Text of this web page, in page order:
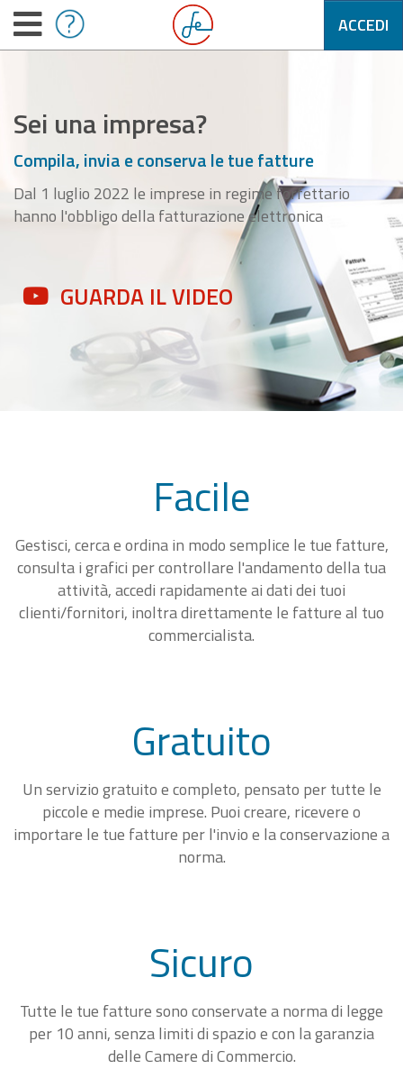
ACCEDI
Sei una impresa?
Compila, invia e conserva le tue fatture
Dal 1 luglio 2022 le imprese in regime forfettario
hanno l'obbligo della fatturazione elettronica
GUARDA IL VIDEO
Facile
Gestisci, cerca e ordina in modo semplice le tue fatture,
consulta i grafici per controllare l'andamento della tua
attività, accedi rapidamente ai dati dei tuoi
clienti/fornitori, inoltra direttamente le fatture al tuo
commercialista.
Gratuito
Un servizio gratuito e completo, pensato per tutte le
piccole e medie imprese. Puoi creare, ricevere o
importare le tue fatture per l'invio e la conservazione a
norma.
Sicuro
Tutte le tue fatture sono conservate a norma di legge
per 10 anni, senza limiti di spazio e con la garanzia
delle Camere di Commercio.